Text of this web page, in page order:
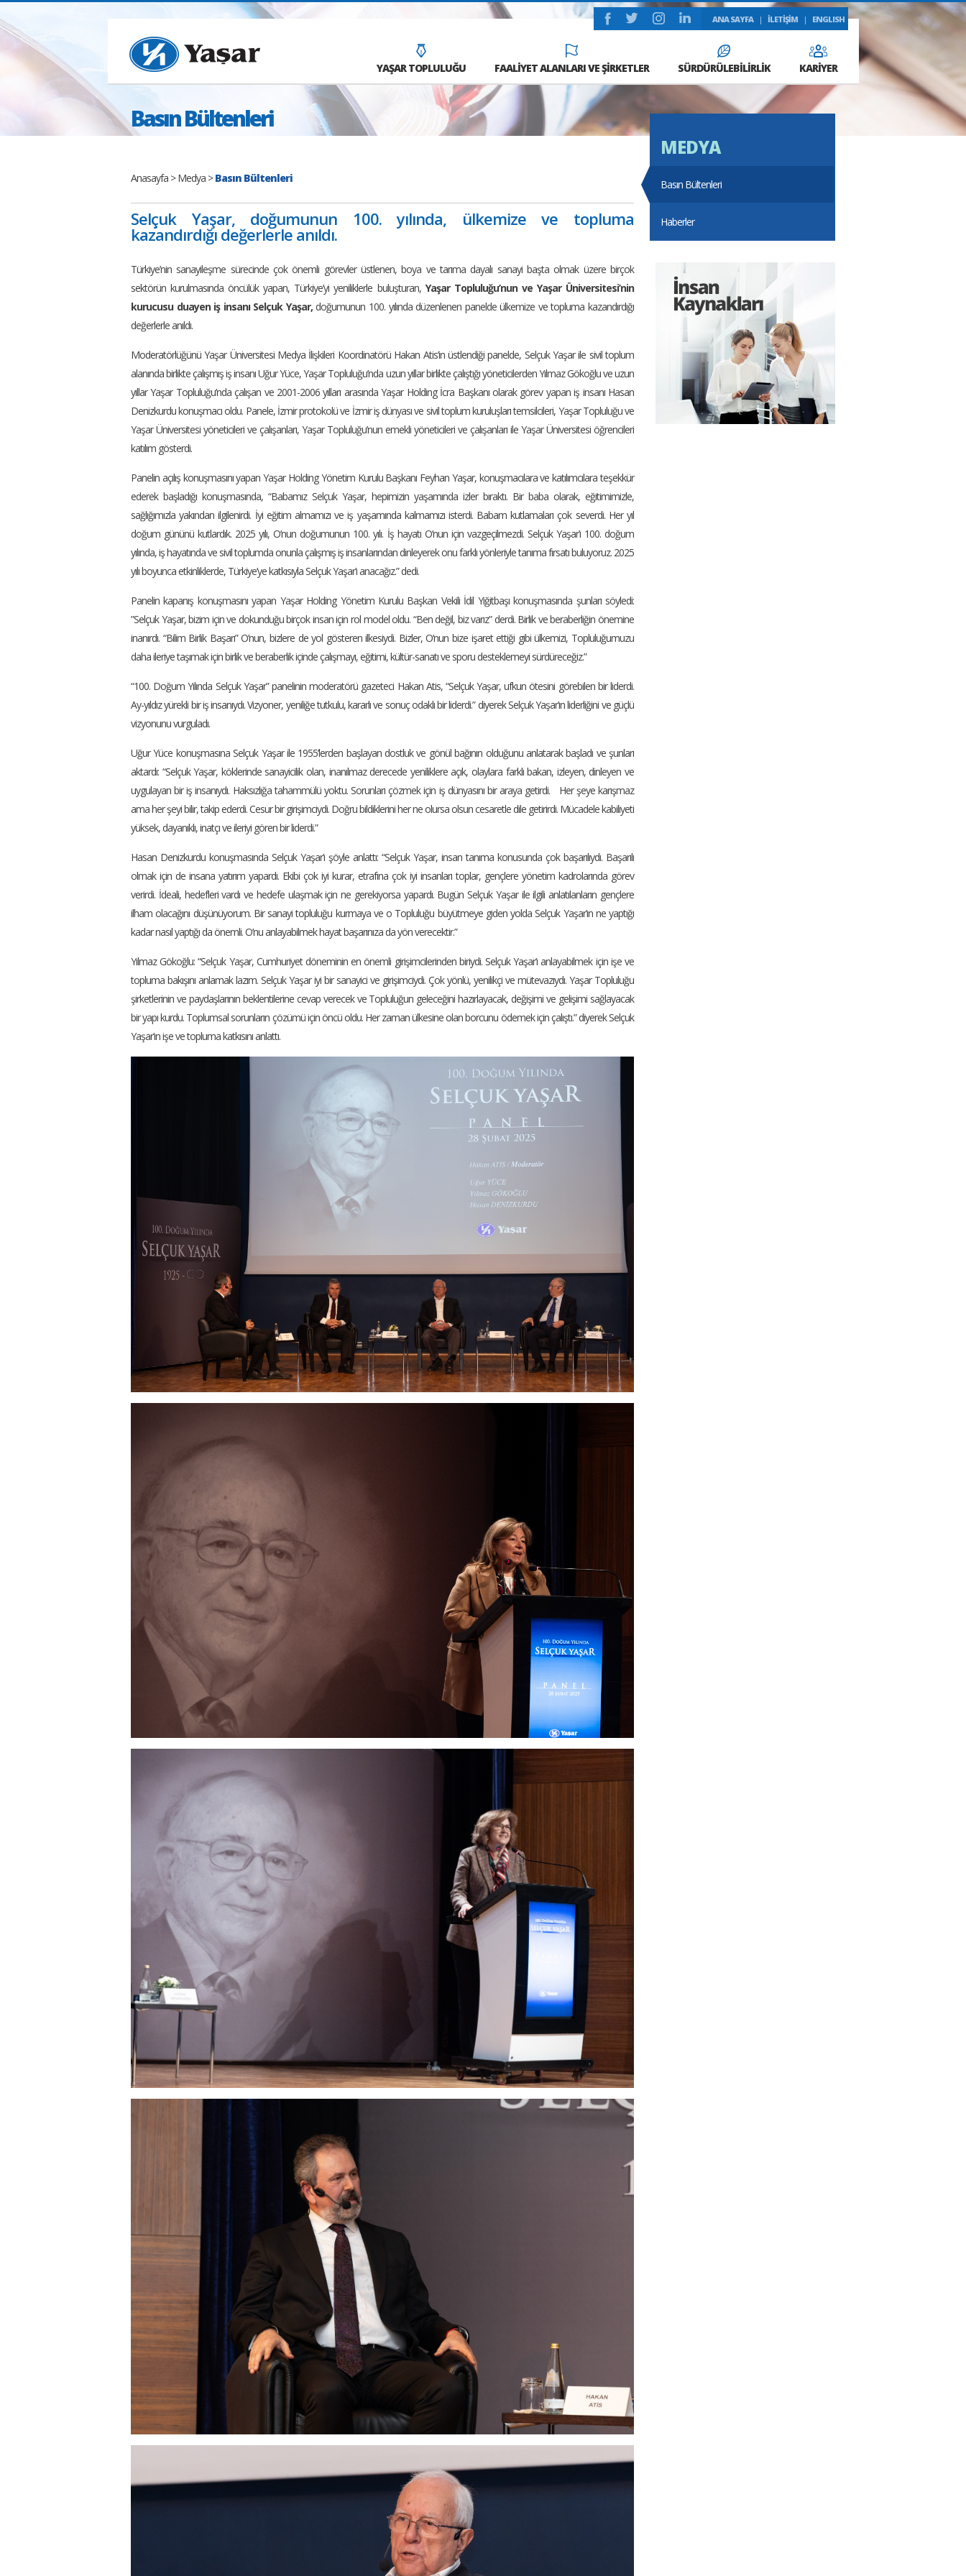
ANA SAYFA | İLETİŞİM | ENGLISH
YAŞAR TOPLULUĞU FAALİYET ALANLARI VE ŞİRKETLER SÜRDÜRÜLEBİLİRLİK KARİYER
Basın Bültenleri
Anasayfa > Medya >Basın Bültenleri
Selçuk Yaşar, doğumunun 100. yılında, ülkemize ve topluma
kazandırdığı değerlerle anıldı.
Türkiye’nin sanayileşme sürecinde çok önemli görevler üstlenen, boya ve tarıma dayalı sanayi başta olmak üzere birçok
sektörün kurulmasında öncülük yapan, Türkiye’yi yeniliklerle buluşturan, Yaşar Topluluğu’nun ve Yaşar Üniversitesi’nin
kurucusu duayen iş insanı Selçuk Yaşar,doğumunun 100. yılında düzenlenen panelde ülkemize ve topluma kazandırdığı
değerlerle anıldı.
Moderatörlüğünü Yaşar Üniversitesi Medya İlişkileri Koordinatörü Hakan Atis’in üstlendiği panelde, Selçuk Yaşar ile sivil toplum
alanında birlikte çalışmış iş insanı Uğur Yüce, Yaşar Topluluğu’nda uzun yıllar birlikte çalıştığı yöneticilerden Yılmaz Gökoğlu ve uzun
yıllar Yaşar Topluluğu’nda çalışan ve 2001-2006 yılları arasında Yaşar Holding İcra Başkanı olarak görev yapan iş insanı Hasan
Denizkurdu konuşmacı oldu. Panele, İzmir protokolü ve İzmir iş dünyası ve sivil toplum kuruluşları temsilcileri, Yaşar Topluluğu ve
Yaşar Üniversitesi yöneticileri ve çalışanları, Yaşar Topluluğu’nun emekli yöneticileri ve çalışanları ile Yaşar Üniversitesi öğrencileri
katılım gösterdi.
Panelin açılış konuşmasını yapan Yaşar Holding Yönetim Kurulu Başkanı Feyhan Yaşar, konuşmacılara ve katılımcılara teşekkür
ederek başladığı konuşmasında, “Babamız Selçuk Yaşar, hepimizin yaşamında izler bıraktı. Bir baba olarak, eğitimimizle,
sağlığımızla yakından ilgilenirdi. İyi eğitim almamızı ve iş yaşamında kalmamızı isterdi. Babam kutlamaları çok severdi. Her yıl
doğum gününü kutlardık. 2025 yılı, O’nun doğumunun 100. yılı. İş hayatı O’nun için vazgeçilmezdi. Selçuk Yaşar’ı 100. doğum
yılında, iş hayatında ve sivil toplumda onunla çalışmış iş insanlarından dinleyerek onu farklı yönleriyle tanıma fırsatı buluyoruz. 2025
yılı boyunca etkinliklerde, Türkiye’ye katkısıyla Selçuk Yaşar’ı anacağız.” dedi.
Panelin kapanış konuşmasını yapan Yaşar Holding Yönetim Kurulu Başkan Vekili İdil Yiğitbaşı konuşmasında şunları söyledi:
”Selçuk Yaşar, bizim için ve dokunduğu birçok insan için rol model oldu. “Ben değil, biz varız” derdi. Birlik ve beraberliğin önemine
inanırdı. “Bilim Birlik Başarı” O’nun, bizlere de yol gösteren ilkesiydi. Bizler, O’nun bize işaret ettiği gibi ülkemizi, Topluluğumuzu
daha ileriye taşımak için birlik ve beraberlik içinde çalışmayı, eğitimi, kültür-sanatı ve sporu desteklemeyi sürdüreceğiz.”
“100. Doğum Yılında Selçuk Yaşar” panelinin moderatörü gazeteci Hakan Atis, “Selçuk Yaşar, ufkun ötesini görebilen bir liderdi.
Ay-yıldız yürekli bir iş insanıydı. Vizyoner, yeniliğe tutkulu, kararlı ve sonuç odaklı bir liderdi.” diyerek Selçuk Yaşar’ın liderliğini ve güçlü
vizyonunu vurguladı.
Uğur Yüce konuşmasına Selçuk Yaşar ile 1955’lerden başlayan dostluk ve gönül bağının olduğunu anlatarak başladı ve şunları
aktardı: “Selçuk Yaşar, köklerinde sanayicilik olan, inanılmaz derecede yeniliklere açık, olaylara farklı bakan, izleyen, dinleyen ve
uygulayan bir iş insanıydı. Haksızlığa tahammülü yoktu. Sorunları çözmek için iş dünyasını bir araya getirdi. Her şeye karışmaz
ama her şeyi bilir, takip ederdi. Cesur bir girişimciydi. Doğru bildiklerini her ne olursa olsun cesaretle dile getirirdi. Mücadele kabiliyeti
yüksek, dayanıklı, inatçı ve ileriyi gören bir liderdi.”
Hasan Denizkurdu konuşmasında Selçuk Yaşar’ı şöyle anlattı: “Selçuk Yaşar, insan tanıma konusunda çok başarılıydı. Başarılı
olmak için de insana yatırım yapardı. Ekibi çok iyi kurar, etrafına çok iyi insanları toplar, gençlere yönetim kadrolarında görev
verirdi. İdeali, hedefleri vardı ve hedefe ulaşmak için ne gerekiyorsa yapardı. Bugün Selçuk Yaşar ile ilgili anlatılanların gençlere
ilham olacağını düşünüyorum. Bir sanayi topluluğu kurmaya ve o Topluluğu büyütmeye giden yolda Selçuk Yaşar’ın ne yaptığı
kadar nasıl yaptığı da önemli. O’nu anlayabilmek hayat başarınıza da yön verecektir.”
Yılmaz Gökoğlu: “Selçuk Yaşar, Cumhuriyet döneminin en önemli girişimcilerinden biriydi. Selçuk Yaşar’ı anlayabilmek için işe ve
topluma bakışını anlamak lazım. Selçuk Yaşar iyi bir sanayici ve girişimciydi. Çok yönlü, yenilikçi ve mütevazıydı. Yaşar Topluluğu
şirketlerinin ve paydaşlarının beklentilerine cevap verecek ve Topluluğun geleceğini hazırlayacak, değişimi ve gelişimi sağlayacak
bir yapı kurdu. Toplumsal sorunların çözümü için öncü oldu. Her zaman ülkesine olan borcunu ödemek için çalıştı.” diyerek Selçuk
Yaşar’ın işe ve topluma katkısını anlattı.
MEDYA
Basın Bültenleri
Haberler